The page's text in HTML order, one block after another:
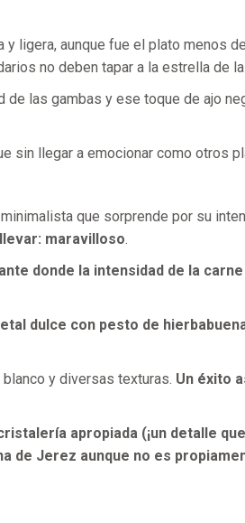
y ligera, aunque fue el plato menos
no deben tapar a la estrella de
de las gambas y ese toque de ajo
sin llegar a emocionar como otros
que sorprende por su
maravilloso.
donde la intensidad de la
dulce con pesto de
y diversas texturas. Un éxito
apropiada (¡un detalle
de Jerez aunque no es